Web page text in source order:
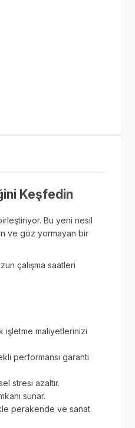
Keşfedin
Bu yeni nesil
ve göz yormayan bir
çalışma saatleri
işletme maliyetlerinizi
performansı garanti
stresi azaltır.
sunar.
perakende ve sanat